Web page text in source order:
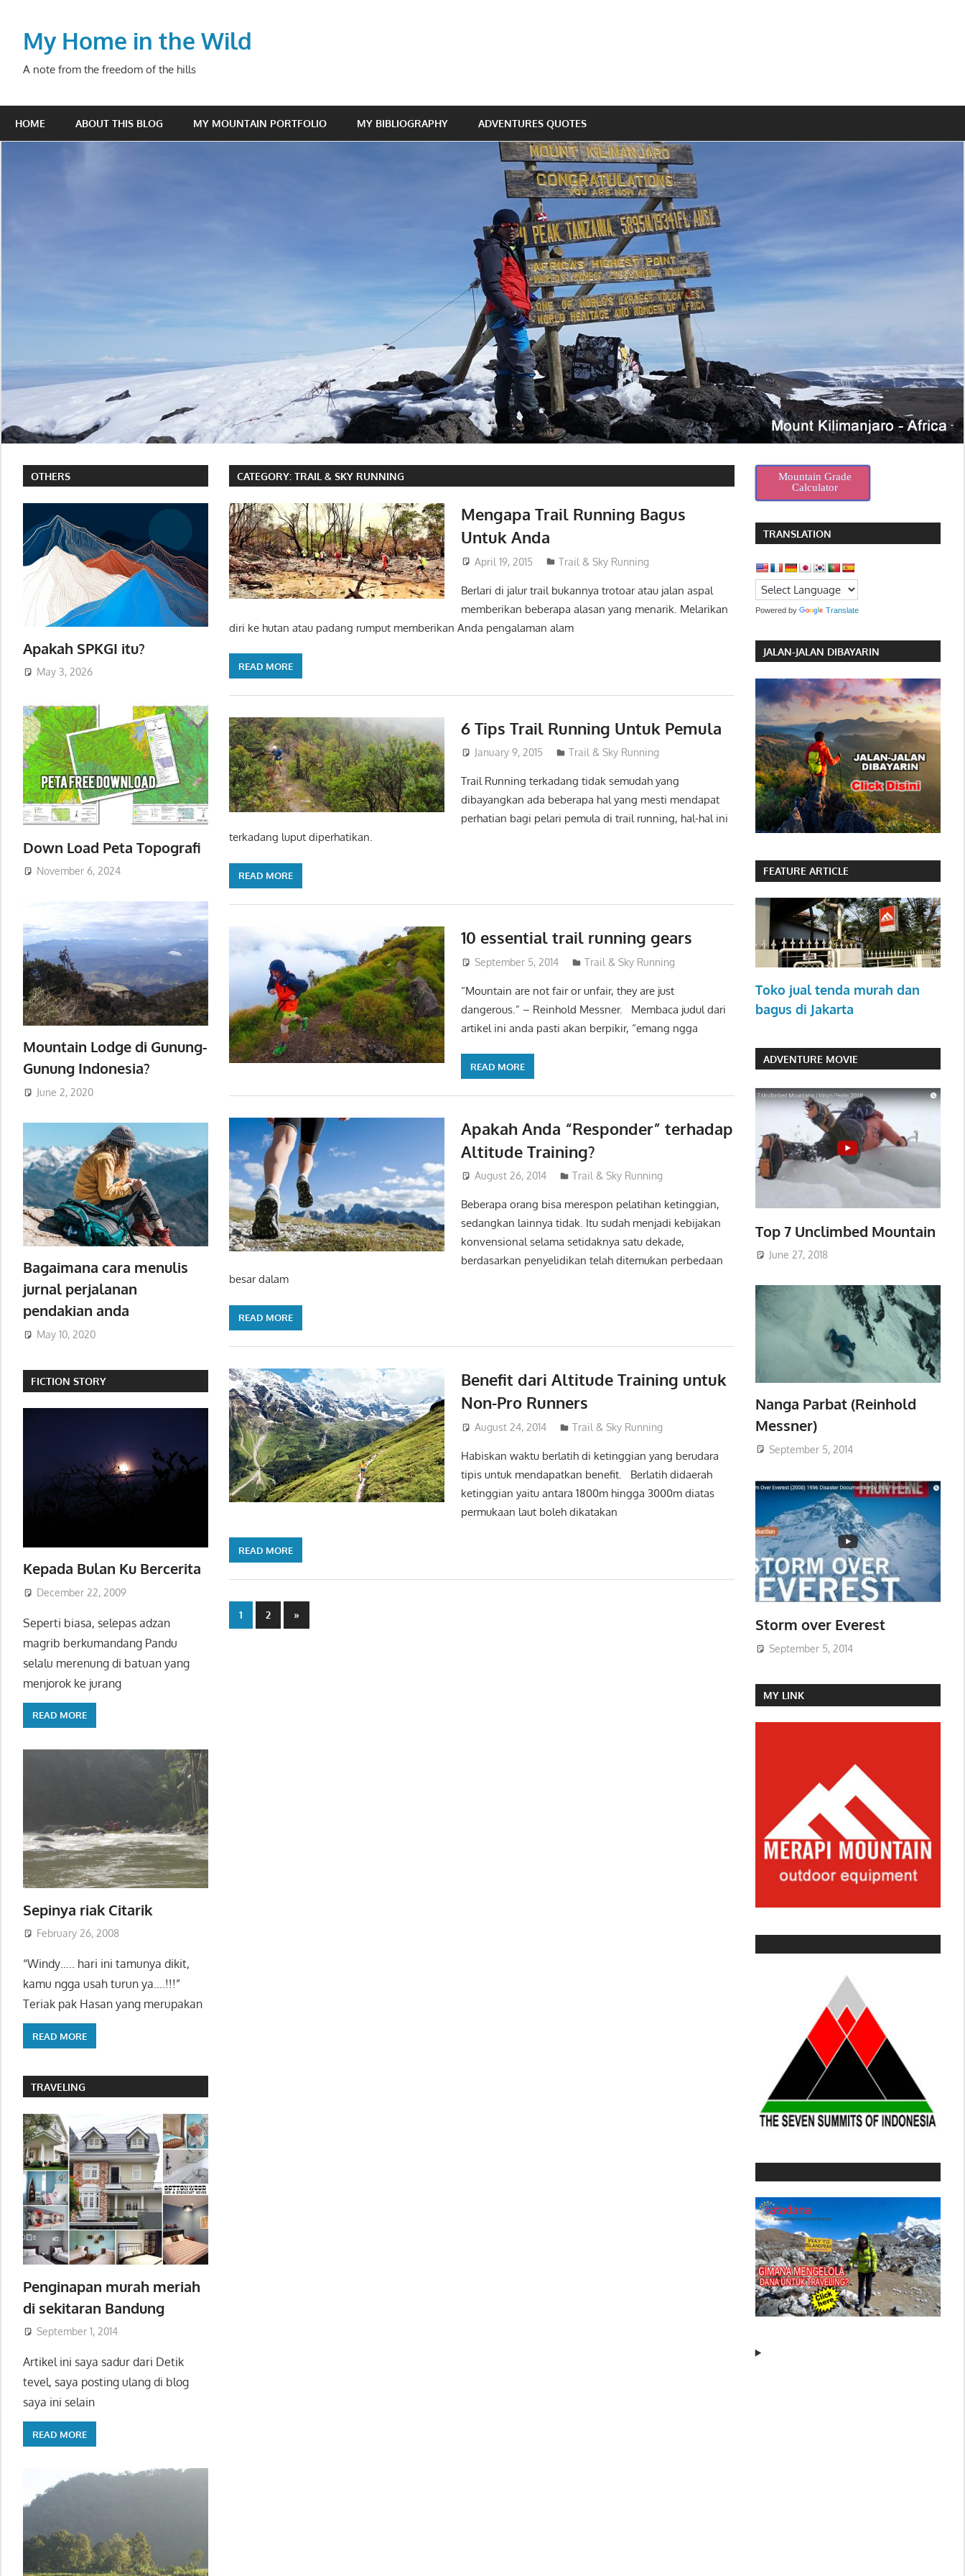
contentMy Home in the Wild
A note from the freedom of the hills
HOME ABOUT THIS BLOG MY MOUNTAIN PORTFOLIO MY BIBLIOGRAPHY ADVENTURES QUOTES
CATEGORY:TRAIL & SKY RUNNING
Mengapa Trail Running Bagus
Untuk Anda
April 19, 2015 admin
Trail & Sky Running
Berlari di jalur trail bukannya trotoar atau jalan aspal
memberikan beberapa alasan yang menarik. Melarikan
diri ke hutan atau padang rumput memberikan Anda pengalaman alam
READ MORE
6 Tips Trail Running Untuk Pemula
January 9, 2015 admin
Trail & Sky Running
Trail Running terkadang tidak semudah yang
dibayangkan ada beberapa hal yang mesti mendapat
perhatian bagi pelari pemula di trail running, hal-hal ini
terkadang luput diperhatikan.
READ MORE
10 essential trail running gears
September 5, 2014 admin
Trail & Sky Running
“Mountain are not fair or unfair, they are just
dangerous.” – Reinhold Messner. Membaca judul dari
artikel ini anda pasti akan berpikir, “emang ngga
READ MORE
Apakah Anda “Responder” terhadap
Altitude Training?
August 26, 2014 admin
Trail & Sky Running
Beberapa orang bisa merespon pelatihan ketinggian,
sedangkan lainnya tidak. Itu sudah menjadi kebijakan
konvensional selama setidaknya satu dekade,
berdasarkan penyelidikan telah ditemukan perbedaan
besar dalam
READ MORE
Benefit dari Altitude Training untuk
Non-Pro Runners
August 24, 2014 admin
Trail & Sky Running
Habiskan waktu berlatih di ketinggian yang berudara
tipis untuk mendapatkan benefit. Berlatih didaerah
ketinggian yaitu antara 1800m hingga 3000m diatas
permukaan laut boleh dikatakan
READ MORE
Posts
1 2
Next
Posts
»
OTHERS
Apakah SPKGI itu?
May 3, 2026
Down Load Peta Topografi
November 6, 2024
Mountain Lodge di Gunung-
Gunung Indonesia?
June 2, 2020
Bagaimana cara menulis
jurnal perjalanan
pendakian anda
May 10, 2020
FICTION STORY
Kepada Bulan Ku Bercerita
December 22, 2009
Seperti biasa, selepas adzan
magrib berkumandang Pandu
selalu merenung di batuan yang
menjorok ke jurang
READ MORE
Sepinya riak Citarik
February 26, 2008
“Windy….. hari ini tamunya dikit,
kamu ngga usah turun ya….!!!”
Teriak pak Hasan yang merupakan
READ MORE
TRAVELING
Penginapan murah meriah
di sekitaran Bandung
September 1, 2014
Artikel ini saya sadur dari Detik
tevel, saya posting ulang di blog
saya ini selain
READ MORE
Mountain Grade
Calculator
TRANSLATION
Powered by Translate
JALAN-JALAN DIBAYARIN
FEATURE ARTICLE
Toko jual tenda murah dan
bagus di Jakarta
ADVENTURE MOVIE
Top 7 Unclimbed Mountain
June 27, 2018
Nanga Parbat (Reinhold
Messner)
September 5, 2014
Storm over Everest
September 5, 2014
MY LINK